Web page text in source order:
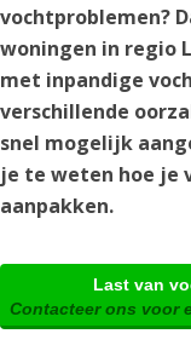
vochtproblemen?
woningen in regio
met inpandige
verschillende
snel mogelijk
je te weten hoe je
aanpakken.
Last van
Contacteer ons voor